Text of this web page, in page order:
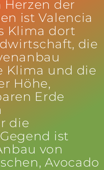
der
ist Valencia
Klima dort
die
Klima und die
Höhe,
Erde
die
ist
von
Avocado